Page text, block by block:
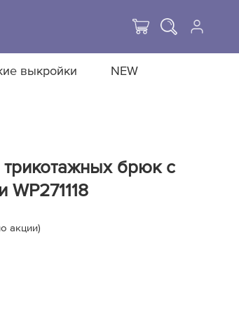
выкройки NEW
брюк с
акции)